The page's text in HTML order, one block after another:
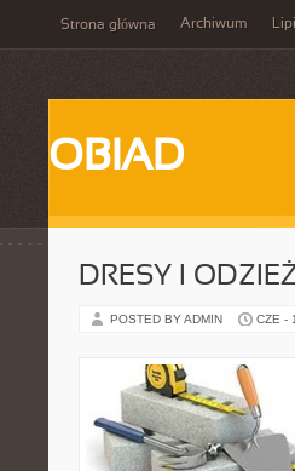
Strona główna Archiwum
OBIAD
DRESY I
POSTED BY ADMIN CZE -